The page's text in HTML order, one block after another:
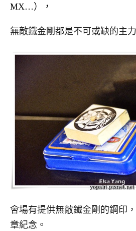
MX…），
無敵鐵金剛都是不可或缺的主力
會場有提供無敵鐵金剛的鋼印
章紀念。